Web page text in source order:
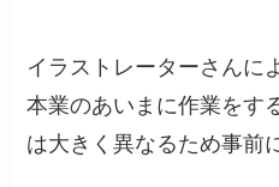
イラストレーターさんに
本業のあいまに作業をす
は大きく異なるため事前